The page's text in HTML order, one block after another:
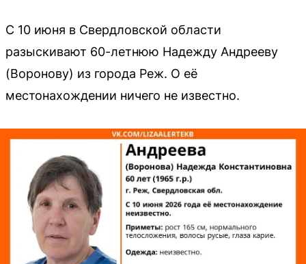
С 10 июня в Свердловской области
разыскивают 60-летнюю Надежду Андрееву
(Воронову) из города Реж. О её
местонахождении ничего не известно.